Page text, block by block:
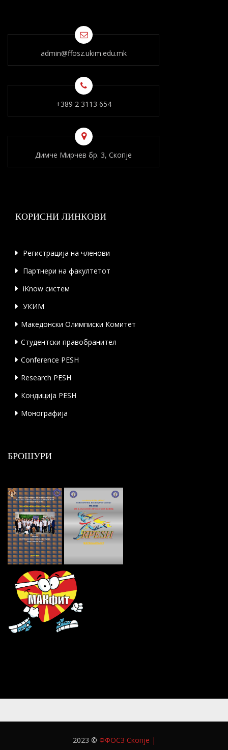
admin@ffosz.ukim.edu.mk
+389 2 3113 654
Димче Мирчев бр. 3, Скопје
КОРИСНИ ЛИНКОВИ
Регистрација на членови
Партнери на факултетот
iKnow систем
УКИМ
Македонски Олимписки Комитет
Студентски правобранител
Conference PESH
Research PESH
Кондиција PESH
Монографија
БРОШУРИ
2023 © ФФОСЗ Скопје |